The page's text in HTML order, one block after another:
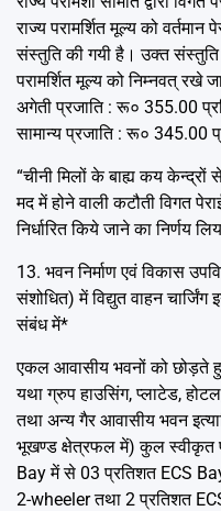
राज्य परामर्शित मूल्य को
संस्तुति की गयी है। उक्त
परामर्शित मूल्य को निम्नवत् रखे
अगेती प्रजाति : रू० 355.00
सामान्य प्रजाति : रू० 345.00
“चीनी मिलों के बाह्य कय
मद में होने वाली कटौती विगत
निर्धारित किये जाने का निर्णय
13. भवन निर्माण एवं विकास
संशोधित) में विद्युत वाहन
संबंध में*
एकल आवासीय भवनों को छोड़ते
यथा ग्रुप हाउसिंग, प्लाटेड,
तथा अन्य गैर आवासीय भवन
भूखण्ड क्षेत्रफल में) कुल स्वीकृत
Bay में से 03 प्रतिशत ECS
2-wheeler तथा 2 प्रतिशत